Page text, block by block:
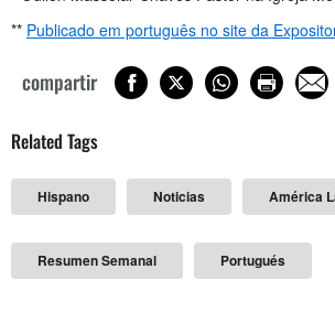
** Publicado em português no site da
compartir
Related Tags
Hispano Noticias América
Resumen Semanal Portugués